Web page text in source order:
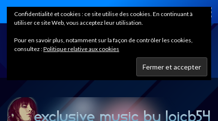
Home
Confidentialité et cookies : ce site utilise des cookies. En continuant à
utiliser ce site Web, vous acceptez leur utilisation.
Pour en savoir plus, notamment sur la façon de contrôler les cookies,
consultez :Politique relative aux cookies